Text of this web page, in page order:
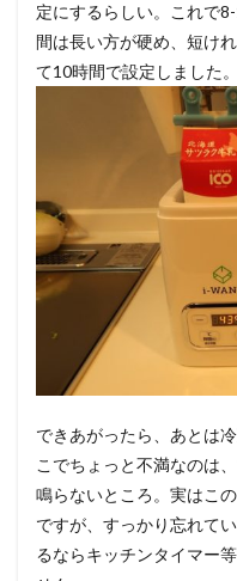
定にするらしい。これで
間は長い方が硬め、短け
て10時間で設定しました。
できあがったら、あとは
こでちょっと不満なのは
鳴らないところ。実はこ
ですが、すっかり忘れて
るならキッチンタイマー